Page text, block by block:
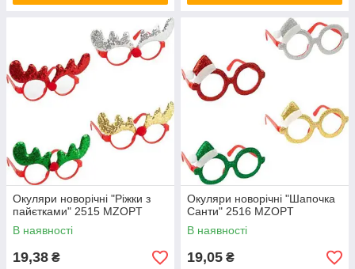
Окуляри новорічні "Ріжки з
пайєтками" 2515 MZOPT
В наявності
19,38 ₴
Окуляри новорічні "Шапочка
Санти" 2516 MZOPT
В наявності
19,05 ₴